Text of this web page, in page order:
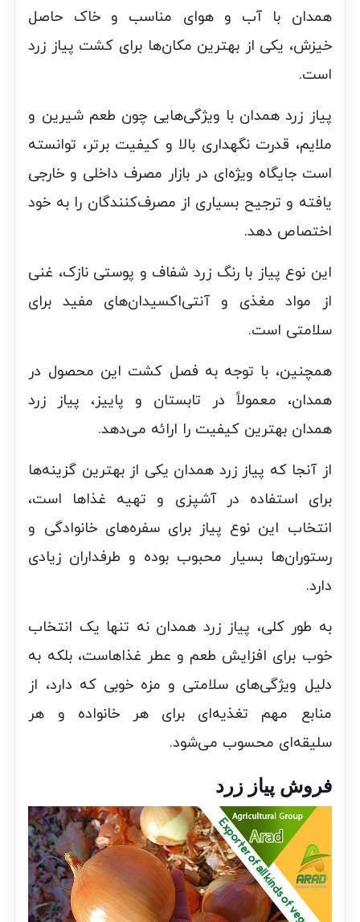
همدان با آب و هوای مناسب و خاک حاصل
خیزش، یکی از بهترین مکان‌ها برای کشت پیاز زرد
است.
پیاز زرد همدان با ویژگی‌هایی چون طعم شیرین و
ملایم، قدرت نگهداری بالا و کیفیت برتر، توانسته
است جایگاه ویژه‌ای در بازار مصرف داخلی و خارجی
یافته و ترجیح بسیاری از مصرف‌کنندگان را به خود
اختصاص دهد.
این نوع پیاز با رنگ زرد شفاف و پوستی نازک، غنی
از مواد مغذی و آنتی‌اکسیدان‌های مفید برای
سلامتی است.
همچنین، با توجه به فصل کشت این محصول در
همدان، معمولاً در تابستان و پاییز، پیاز زرد
همدان بهترین کیفیت را ارائه می‌دهد.
از آنجا که پیاز زرد همدان یکی از بهترین گزینه‌ها
برای استفاده در آشپزی و تهیه غذاها است،
انتخاب این نوع پیاز برای سفره‌های خانوادگی و
رستوران‌ها بسیار محبوب بوده و طرفداران زیادی
دارد.
به طور کلی، پیاز زرد همدان نه تنها یک انتخاب
خوب برای افزایش طعم و عطر غذاهاست، بلکه به
دلیل ویژگی‌های سلامتی و مزه خوبی که دارد، از
منابع مهم تغذیه‌ای برای هر خانواده و هر
سلیقه‌ای محسوب می‌شود.
فروش پیاز زرد